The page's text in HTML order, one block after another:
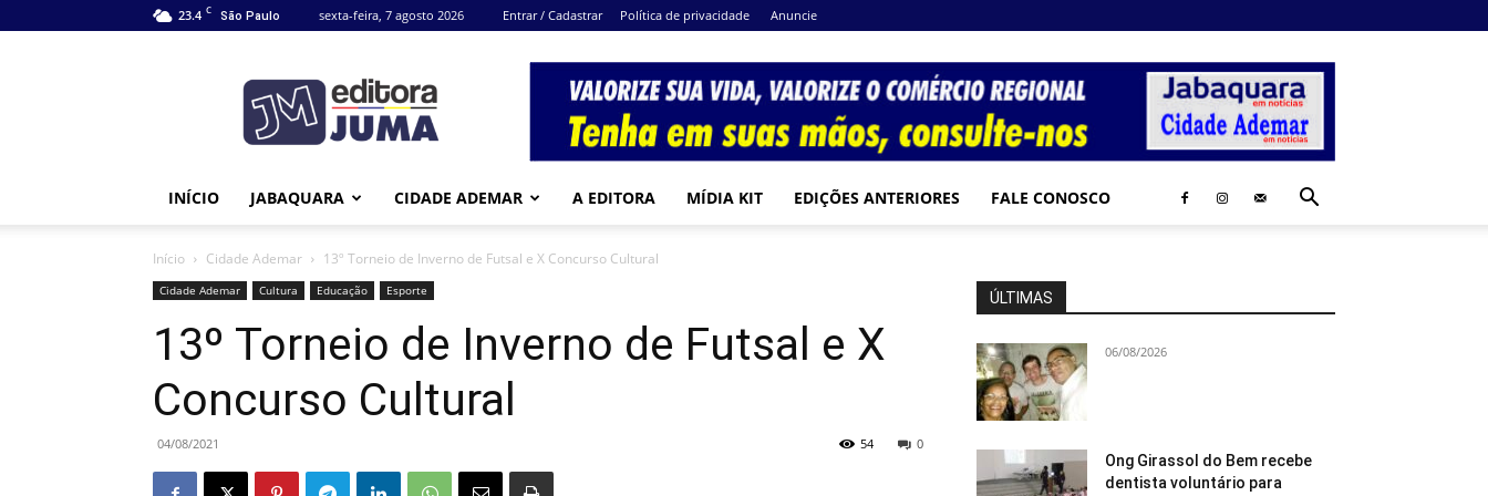
23.4 C São Paulo sexta-feira, 7 agosto 2026 Entrar / Cadastrar Política de privacidade Anuncie
Juma
INÍCIO JABAQUARA CIDADE ADEMAR A EDITORA MÍDIA KIT EDIÇÕES ANTERIORES FALE CONOSCO
Início Cidade Ademar 13º Torneio de Inverno de Futsal e X Concurso Cultural
Cidade Ademar Cultura Educação Esporte
13º Torneio de Inverno de Futsal e X
Concurso Cultural
04/08/2021 0
54
ÚLTIMAS
06/08/2026
Ong Girassol do Bem recebe
dentista voluntário para